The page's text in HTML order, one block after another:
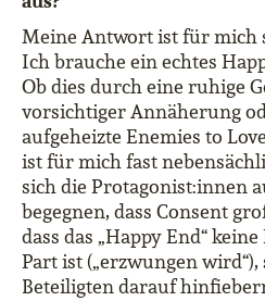
Meine Antwort ist für mich
Ich brauche ein echtes
Ob dies durch eine ruhige
vorsichtiger Annäherung
aufgeheizte Enemies to
ist für mich fast
sich die Protagonist:innen
begegnen, dass Consent
dass das „Happy End“
Part ist („erzwungen
Beteiligten darauf